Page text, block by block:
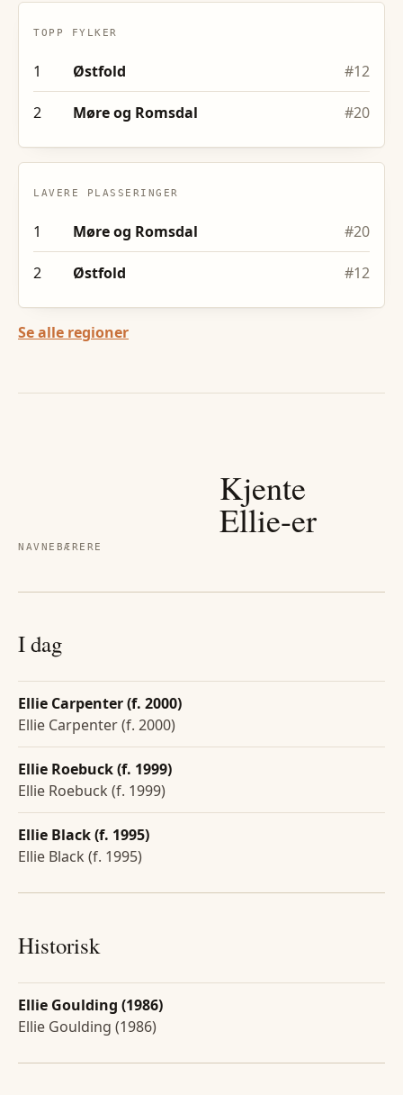
TOPP FYLKER
1 Østfold #12
2 Møre og Romsdal #20
LAVERE PLASSERINGER
1 Møre og Romsdal #20
2 Østfold #12
Se alle regioner
NAVNEBÆRERE
Kjente
Ellie-er
I dag
Ellie Carpenter (f. 2000)
Ellie Carpenter (f. 2000)
Ellie Roebuck (f. 1999)
Ellie Roebuck (f. 1999)
Ellie Black (f. 1995)
Ellie Black (f. 1995)
Historisk
Ellie Goulding (1986)
Ellie Goulding (1986)